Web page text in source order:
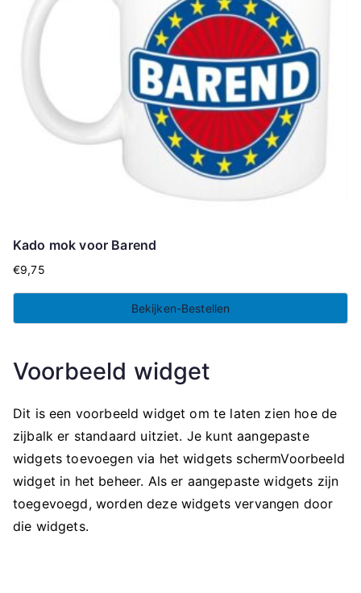
Kado mok voor Barend
€9,75
Bekijken-Bestellen
Voorbeeld widget
Dit is een voorbeeld widget om te laten zien hoe de
zijbalk er standaard uitziet. Je kunt aangepaste
widgets toevoegen via het widgets schermVoorbeeld
widget in het beheer. Als er aangepaste widgets zijn
toegevoegd, worden deze widgets vervangen door
die widgets.